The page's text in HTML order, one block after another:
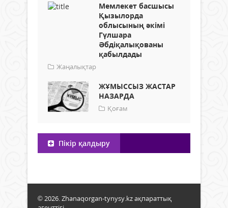
Мемлекет басшысы
Қызылорда
облысының әкімі
Гүлшара
Әбдіқалықованы
қабылдады
Жаңалықтар
ЖҰМЫССЫЗ ЖАСТАР
НАЗАРДА
Қоғам
Пікір қалдыру
© 2026. Zhanaqorgan-tynysy.kz ақпараттық